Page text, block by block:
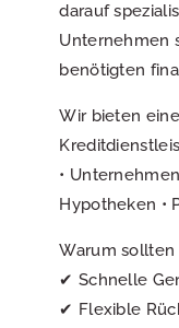
darauf
Unternehmen
benötigten
Wir bieten
•
Hypotheken •
Warum sollten
✔ Schnelle
✔ ​​Flexible